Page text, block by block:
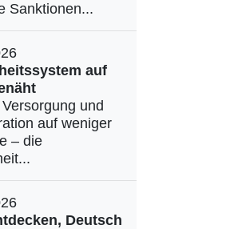
Sanktionen...
auf
und
auf weniger
– die
Deutsch